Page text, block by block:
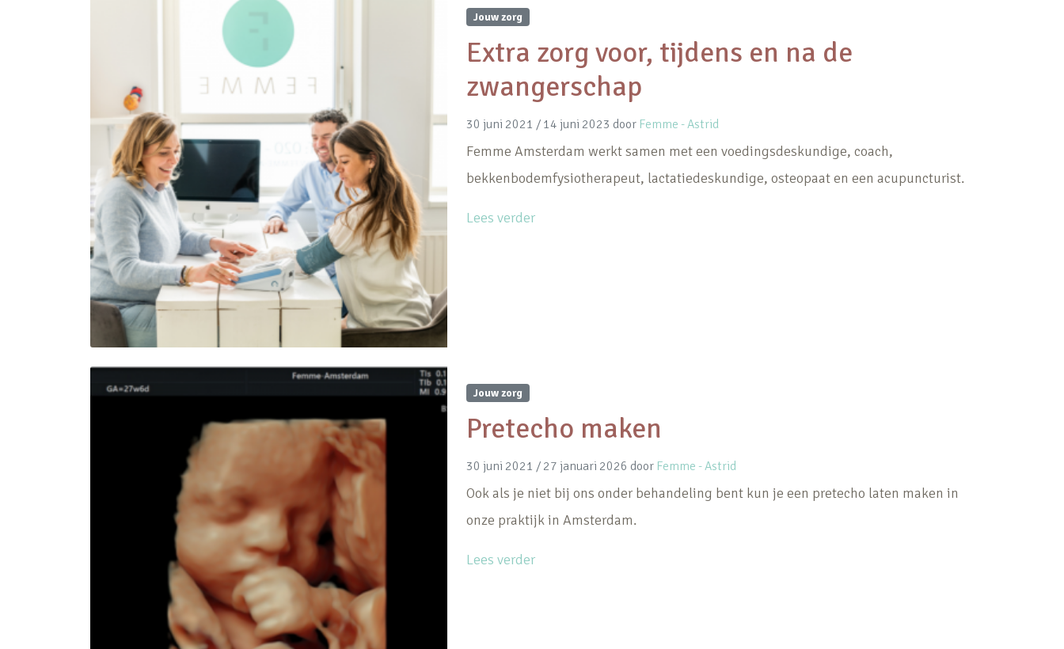
Jouw zorg
Extra zorg voor, tijdens en na de
zwangerschap
30 juni 2021 / 14 juni 2023 door Femme - Astrid
Femme Amsterdam werkt samen met een voedingsdeskundige, coach,
bekkenbodemfysiotherapeut, lactatiedeskundige, osteopaat en een acupuncturist.
Lees verder
Jouw zorg
Pretecho maken
30 juni 2021 / 27 januari 2026 door Femme - Astrid
Ook als je niet bij ons onder behandeling bent kun je een pretecho laten maken in
onze praktijk in Amsterdam.
Lees verder